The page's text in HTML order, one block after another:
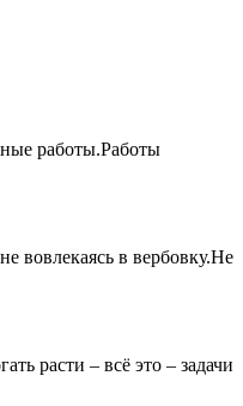
работы.Работы
вовлекаясь в вербовку.Не
расти – всё это – задачи